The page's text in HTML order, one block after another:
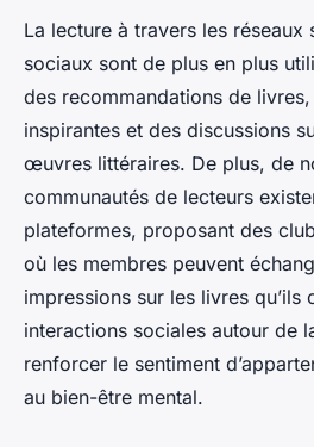
La lecture à travers les réseaux
sociaux sont de plus en plus
des recommandations de
inspirantes et des discussions
œuvres littéraires. De plus, de
communautés de lecteurs
plateformes, proposant des
où les membres peuvent
impressions sur les livres qu’ils
interactions sociales autour de
renforcer le sentiment
au bien-être mental.